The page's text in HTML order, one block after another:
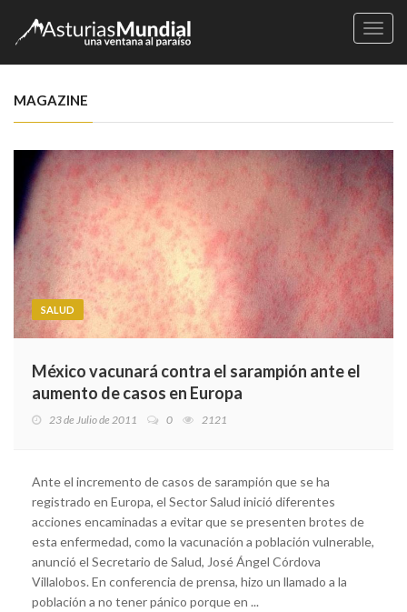
MAGAZINE
SALUD
México vacunará contra el sarampión ante el
aumento de casos en Europa
23 de Julio de 2011 0 2121
Ante el incremento de casos de sarampión que se ha
registrado en Europa, el Sector Salud inició diferentes
acciones encaminadas a evitar que se presenten brotes de
esta enfermedad, como la vacunación a población vulnerable,
anunció el Secretario de Salud, José Ángel Córdova
Villalobos. En conferencia de prensa, hizo un llamado a la
población a no tener pánico porque en ...